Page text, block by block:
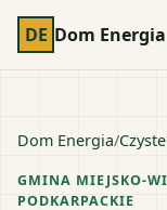
DE Dom Energia
Dom Energia/
GMINA MIEJSKO-
PODKARPACKIE